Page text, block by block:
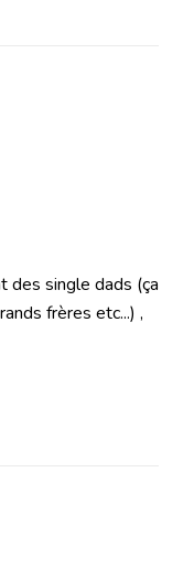
des single dads (ça
frères etc...) ,